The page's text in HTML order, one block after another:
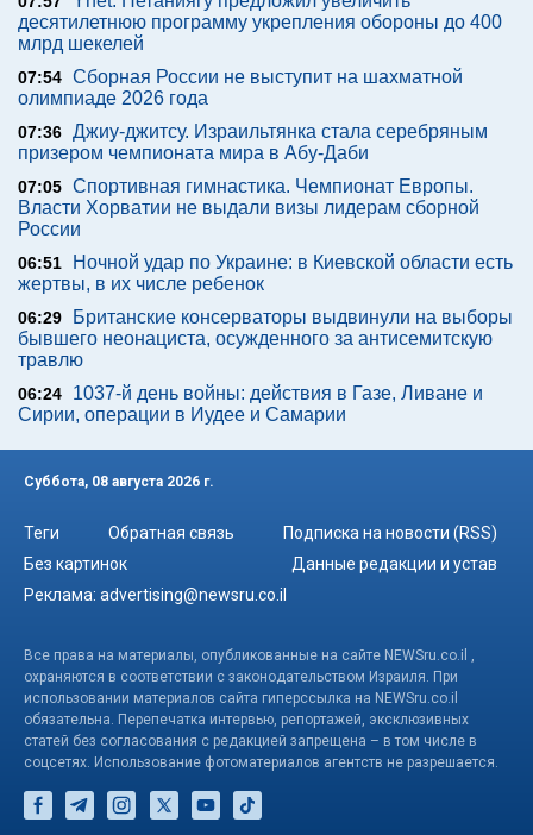
десятилетнюю программу укрепления обороны до 400
млрд шекелей
07:54 Сборная России не выступит на шахматной
олимпиаде 2026 года
07:36 Джиу-джитсу. Израильтянка стала серебряным
призером чемпионата мира в Абу-Даби
07:05 Спортивная гимнастика. Чемпионат Европы.
Власти Хорватии не выдали визы лидерам сборной
России
06:51
Ночной удар по Украине: в Киевской области есть
жертвы, в их числе ребенок
06:29
Британские консерваторы выдвинули на выборы
бывшего неонациста, осужденного за антисемитскую
травлю
06:24
1037-й день войны: действия в Газе, Ливане и
Сирии, операции в Иудее и Самарии
Суббота, 08 августа 2026 г.
Теги Обратная связь
Подписка на новости (RSS)
Без картинок
Данные редакции и устав
Реклама: advertising@newsru.co.il
Все права на материалы, опубликованные на сайте NEWSru.co.il ,
охраняются в соответствии с законодательством Израиля. При
использовании материалов сайта гиперссылка на NEWSru.co.il
обязательна. Перепечатка интервью, репортажей, эксклюзивных
статей без согласования с редакцией запрещена – в том числе в
соцсетях. Использование фотоматериалов агентств не разрешается.